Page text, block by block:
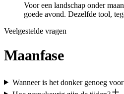
Voor een landschap onder
goede avond. Dezelfde tool,
Veelgestelde vragen
Maanfase
Wanneer is het donker genoeg